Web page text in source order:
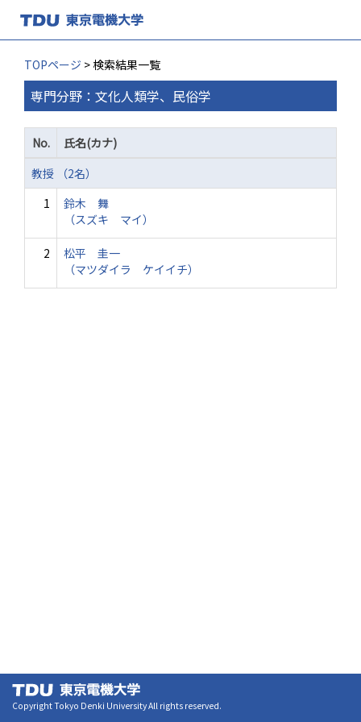
TOPページ > 検索結果一覧
専門分野：文化人類学、民俗学
No.
氏名(カナ)
教授 （2名）
1
鈴木 舞
（スズキ マイ）
2
松平 圭一
（マツダイラ ケイイチ）
Copyright Tokyo Denki University All rights reserved.